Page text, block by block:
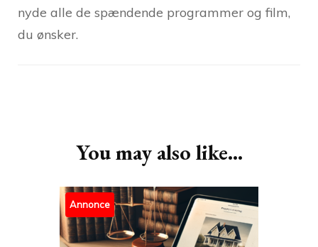
nyde alle de spændende programmer og film,
du ønsker.
You may also like...
Annonce